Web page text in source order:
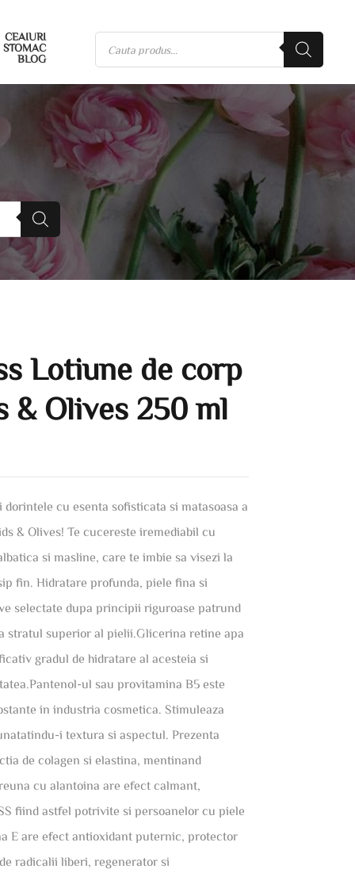
CEAIURI
STOMAC
BLOG
Lotiune de corp
& Olives 250 ml
cu esenta sofisticata si matasoasa a
& Olives! Te cucereste iremediabil cu
si masline, care te imbie sa visezi la
fin. Hidratare profunda, piele fina si
selectate dupa principii riguroase patrund
stratul superior al pielii.Glicerina retine apa
gradul de hidratare al acesteia si
ul sau provitamina B5 este
in industria cosmetica. Stimuleaza
i textura si aspectul. Prezenta
de colagen si elastina, mentinand
cu alantoina are efect calmant,
fiind astfel potrivite si persoanelor cu piele
E are efect antioxidant puternic, protector
radicalii liberi, regenerator si